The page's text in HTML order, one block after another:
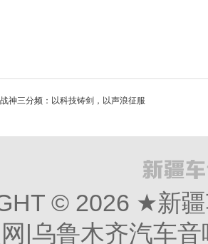
神三分频：以科技铸剑，以声浪征服
© 2026 ★新
|乌鲁木齐汽车